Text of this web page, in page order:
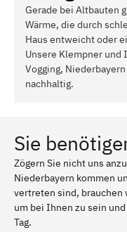
Gerade bei Altbauten
Wärme, die durch
Haus entweicht oder
Unsere Klempner und
Vogging,
nachhaltig.
Sie
Zögern Sie nicht uns
Niederbayern kommen
vertreten sind, brauchen
um bei Ihnen zu sein
Tag.